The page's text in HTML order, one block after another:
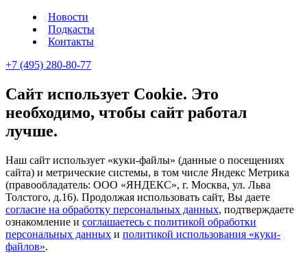
Новости
Подкасты
Контакты
+7 (495) 280-80-77
Сайт использует Cookie. Это
необходимо, чтобы сайт работал
лучше.
Наш сайт использует «куки-файлы» (данные о посещениях
сайта) и метрические системы, в том числе Яндекс Метрика
(правообладатель: ООО «ЯНДЕКС», г. Москва, ул. Льва
Толстого, д.16). Продолжая использовать сайт, Вы даете
согласие на обработку персональных данных, подтверждаете
ознакомление и соглашаетесь с политикой обработки
персональных данных и политикой использования «куки-
файлов».